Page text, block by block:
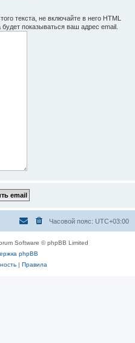
текста, не включайте в него HTML
показываться ваш адрес email.
Часовой пояс: UTC+03:00
Software © phpBB Limited
phpBB
| Правила